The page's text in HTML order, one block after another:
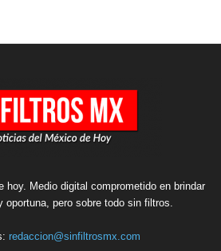
hoy. Medio digital comprometido en brindar
oportuna, pero sobre todo sin filtros.
redaccion@sinfiltrosmx.com